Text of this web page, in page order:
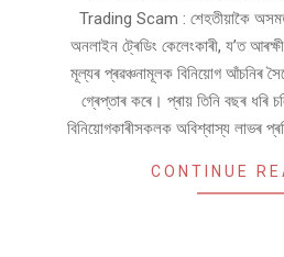
Trading Scam : শেহতীয়াকৈ
অনলাইন ট্ৰেডিং কেলেংকাৰী, য’ত
মূল্যৰ প্ৰৱঞ্চনামূলক বিনিয়োগ আঁচনিৰ
গ্ৰেপ্তাৰ কৰে। প্ৰায় তিনি বছৰ ধৰি
বিনিয়োগকাৰীসকলক অবিশ্বাস্য লাভৰ
CONTINUE